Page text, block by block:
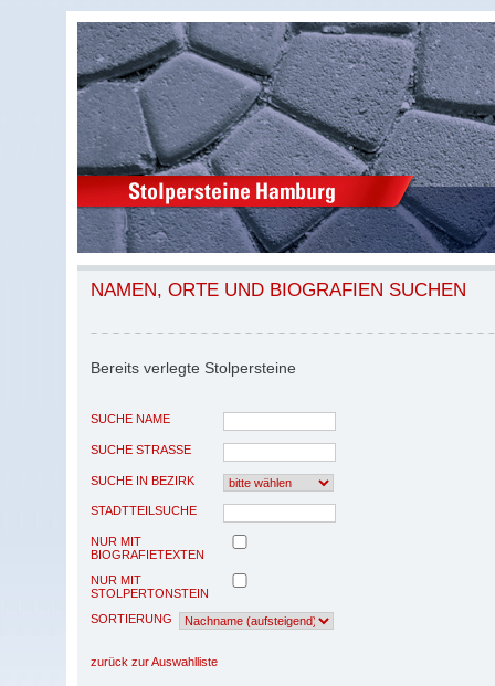
NAMEN, ORTE UND BIOGRAFIEN SUCHEN
Bereits verlegte Stolpersteine
SUCHE NAME
SUCHE STRASSE
SUCHE IN BEZIRK
STADTTEILSUCHE
NUR MIT
BIOGRAFIETEXTEN
NUR MIT
STOLPERTONSTEIN
SORTIERUNG
zurück zur Auswahlliste